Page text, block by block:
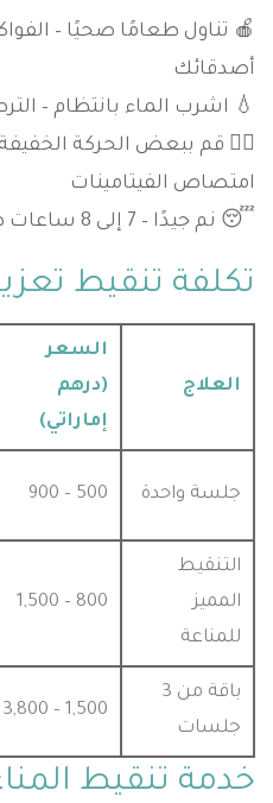
🍎 تناول طعامًا صحيًا –
أصدقائك
💧 اشرب الماء بانتظام –
🏃‍♀️ قم ببعض الحركة
امتصاص الفيتامينات
😴 نم جيدًا – 7 إلى 8 ساعات ضرورية
تكلفة تنقيط
العلاج
السعر
(درهم
إماراتي)
جلسة واحدة 500 – 900
التنقيط
المميز
للمناعة
800 – 1,500
باقة من 3
جلسات
1,500 – 3,800
خدمة تنقيط